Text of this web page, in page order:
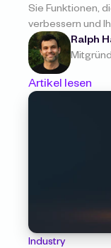
Sie Funktionen,
verbessern und
Ralph
Artikel lesen
Industry